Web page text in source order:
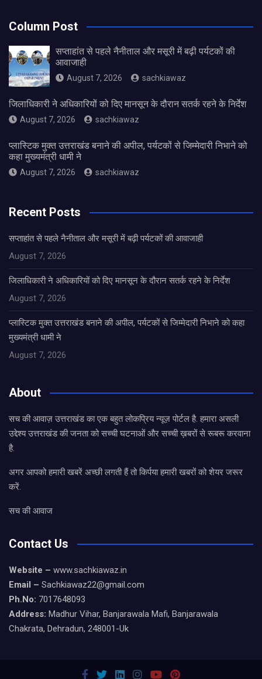
Column Post
सप्ताहांत से पहले नैनीताल और मसूरी में बढ़ी पर्यटकों की
आवाजाही
August 7, 2026 sachkiawaz
जिलाधिकारी ने अधिकारियों को दिए मानसून के दौरान सतर्क रहने के निर्देश
August 7, 2026 sachkiawaz
प्लास्टिक मुक्त उत्तराखंड बनाने की अपील, पर्यटकों से जिम्मेदारी निभाने को
कहा मुख्यमंत्री धामी ने
August 7, 2026 sachkiawaz
Recent Posts
सप्ताहांत से पहले नैनीताल और मसूरी में बढ़ी पर्यटकों की आवाजाही
August 7, 2026
जिलाधिकारी ने अधिकारियों को दिए मानसून के दौरान सतर्क रहने के निर्देश
August 7, 2026
प्लास्टिक मुक्त उत्तराखंड बनाने की अपील, पर्यटकों से जिम्मेदारी निभाने को कहा
मुख्यमंत्री धामी ने
August 7, 2026
About
सच की आवाज़ उत्तराखंड का एक बहुत लोकप्रिय न्यूज़ पोर्टल है. हमारा असली
उद्देश्य उत्तराखंड की जनता को सच्ची घटनाओं और सच्ची ख़बरों से रूबरू करवाना
है.
अगर आपको हमारी खबरें अच्छी लगती हैं तो किर्पया हमारी खबरों को शेयर जरूर
करें.
सच की आवाज
Contact Us
Website – www.sachkiawaz.in
Email – Sachkiawaz22@gmail.com
Ph.No: 7017648093
Address: Madhur Vihar, Banjarawala Mafi, Banjarawala
Chakrata, Dehradun, 248001-Uk